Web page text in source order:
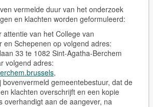
vermelde duur van het onderzoek
en klachten worden geformuleerd:
attentie van het College van
en Schepenen op volgend adres:
33 te 1082 Sint-Agatha-Berchem
volgend adres:
,
bovenvermeld gemeentebestuur, dat de
klachten overschrijft en een kopie
overhandigt aan de aangever, na